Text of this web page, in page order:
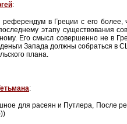
:
референдум в Греции с его
этапу существования
Его смысл совершенно не в
Запада должны собраться в
плана.
:
для расеян и Путлера, После